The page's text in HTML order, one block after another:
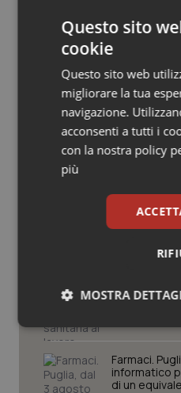
Salute orale &
Sangue &
Tiroide
Tumore al seno
Tumore ovarico
Tumori del Polmone
Ulcera & Reflusso
Vaccini
Potrebbe
Regioni e Asl
Cresce la
nel 2025
numero più
Decaro
Farmaci.
informatico
di un
Questo sito
cookie
Questo sito web
migliorare la tua
navigazione.
acconsenti a tutti i
con la nostra policy
più
MOSTRA
Necessari